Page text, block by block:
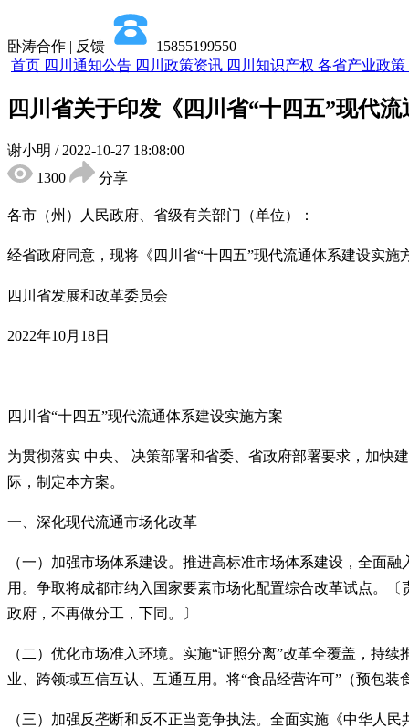
卧涛合作 | 反馈
15855199550
首页 四川通知公告 四川政策资讯 四川知识产权 各省产业政策
四川省关于印发《四川省“十四五”现代
谢小明 / 2022-10-27 18:08:00
1300
分享
各市（州）人民政府、省级有关部门（单位）：
经省政府同意，现将《四川省“十四五”现代流通体系建设实
四川省发展和改革委员会
2022年10月18日
四川省“十四五”现代流通体系建设实施方案
为贯彻落实 中央、 决策部署和省委、省政府部署要求，加快
际，制定本方案。
一、深化现代流通市场化改革
（一）加强市场体系建设。推进高标准市场体系建设，全面
用。争取将成都市纳入国家要素市场化配置综合改革试点。
政府，不再做分工，下同。〕
（二）优化市场准入环境。实施“证照分离”改革全覆盖，持
业、跨领域互信互认、互通互用。将“食品经营许可”（预包
（三）加强反垄断和反不正当竞争执法。全面实施《中华人